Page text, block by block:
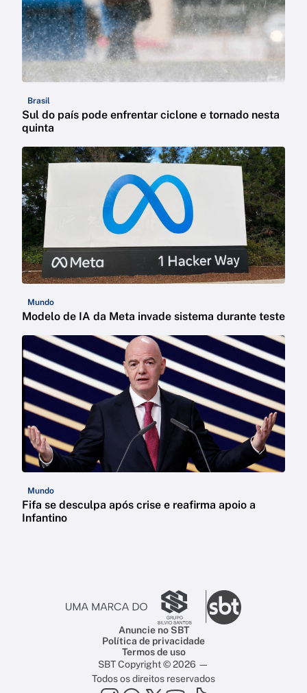
Brasil
Sul do país pode enfrentar ciclone e tornado nesta
quinta
Mundo
Modelo de IA da Meta invade sistema durante teste
Mundo
Fifa se desculpa após crise e reafirma apoio a
Infantino
Anuncie no SBT
Política de privacidade
Termos de uso
SBT Copyright © 2026 —
Todos os direitos reservados